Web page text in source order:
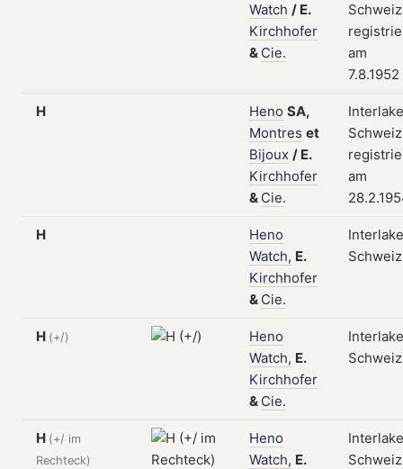
Watch / E.
Kirchhofer
& Cie.
am
7.8.1952
H Heno SA,
Montres et
Bijoux / E.
Kirchhofer
& Cie.
am
H
Heno
Watch, E.
Kirchhofer
& Cie.
Schweiz
H (+/)
Heno
Watch, E.
Kirchhofer
& Cie.
Schweiz
H (+/ im
Rechteck)
Heno
Watch, E.
Schweiz